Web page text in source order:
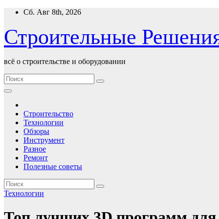
Перейти
содержимому
Сб. Авг 8th, 2026
Строительные
всё о строительстве и оборудовании
Строительство
Технологии
Обзоры
Инструмент
Разное
Ремонт
Полезные советы
Технологии